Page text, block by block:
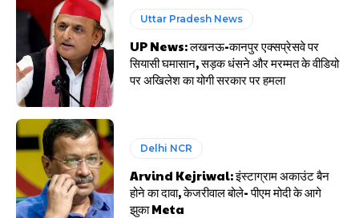
Uttar Pradesh News
UP News: लखनऊ-कानपुर एक्सप्रेसवे पर
सियासी घमासान, सड़क धंसने और मरम्मत के वीडियो
पर अखिलेश का योगी सरकार पर हमला
Delhi NCR
Arvind Kejriwal: इंस्टाग्राम अकाउंट बैन
होने का दावा, केजरीवाल बोले- पीएम मोदी के आगे
झुका Meta